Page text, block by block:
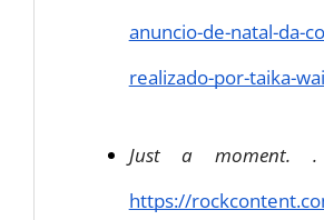
anuncio-de-natal-da-
realizado-por-taika-
Just a moment.
https://